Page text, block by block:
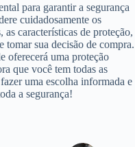
para garantir a segurança
cuidadosamente os
características de proteção,
tomar sua decisão de compra.
oferecerá uma proteção
que você tem todas as
uma escolha informada e
a segurança!